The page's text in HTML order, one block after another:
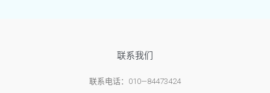
联系我们
联系电话：010—84473424